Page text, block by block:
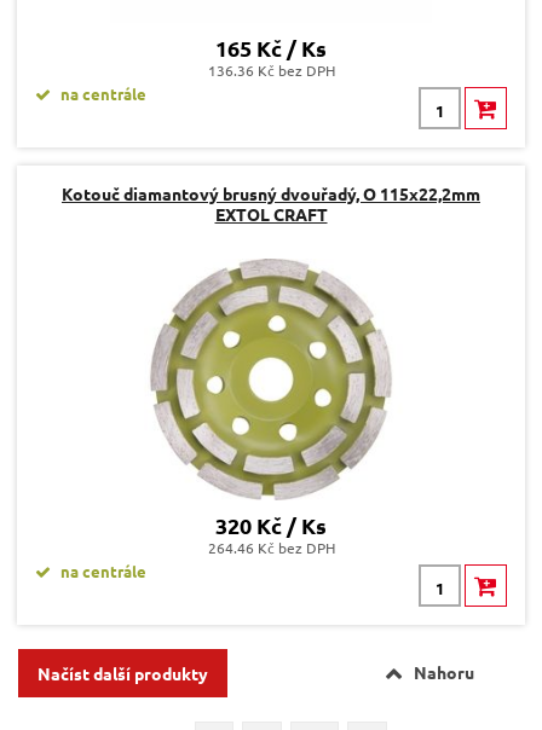
165 Kč / Ks
136.36 Kč bez DPH
na centrále
Kotouč diamantový brusný dvouřadý, O 115x22,2mm
EXTOL CRAFT
320 Kč / Ks
264.46 Kč bez DPH
na centrále
Načíst další produkty Nahoru